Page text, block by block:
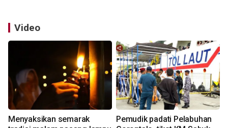
Video
Menyaksikan semarak
Pemudik padati Pelabuhan